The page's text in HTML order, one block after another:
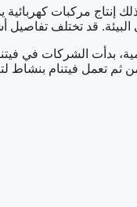
إنتاج مركبات
قد تختلف
بدأت الشركات في
ثم تعمل فيتنام بنشاط